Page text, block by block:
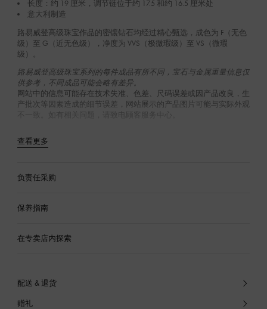
长度：约 19 厘米，调节链位于约 17.5 和约 16.5 厘米处
意大利制造
路易威登高级珠宝作品的密镶钻石均经过精心甄选，成色为 F（无色
级‌）至 G（近无色级），净度为 VVS（极微瑕级）至 VS（微瑕
级）。
路易威登高级珠宝系列的每件成品有所不同，宝石与金属重量信息仅
供参考，不同成品可能会略有差异。
网站中的信息可能存在技术失准、色差、尺码误差或因产品改良，生
产批次等因素造成的细节误差，网站展示的产品图片可能与实际外观
不一致。如有相关问题，请致电顾客服务中心。
查看更多
负责任采购
保养指南
在专卖店内探索
配送 & 退货
赠礼